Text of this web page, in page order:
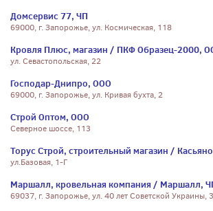
Домсервис 77, ЧП
69000, г. Запорожье, ул. Космическая, 118
Кровля Плюс, магазин / ПКФ Образец-2000,
ул. Севастопольская, 22
Господар-Днипро, ООО
69000, г. Запорожье, ул. Кривая бухта, 2
Строй Оптом, ООО
Северное шоссе, 113
Торус Строй, строительный магазин /
ул.Базовая, 1-Г
Маршалл, кровельная компания / Маршалл,
69037, г. Запорожье, ул. 40 лет Советской Украины,